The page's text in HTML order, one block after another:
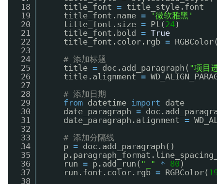
18
19
20
21
22
23
24
25
26
27
28
29
30
31
32
33
34
35
36
37
38
title_font = title_style.font
title_font.name =
'微软雅黑'
title_font.size = Pt( 24)
title_font.bold = True
title_font.color.rgb =
# 添加标题
title = doc.add_paragraph( "项目
title.alignment =
# 添加日期
from datetime import
date
date_paragraph =
date_paragraph.alignment =
# 添加分隔线
p = doc.add_paragraph()
run = p.add_run( "_" * 80 )
run.font.color.rgb = RGBColor(